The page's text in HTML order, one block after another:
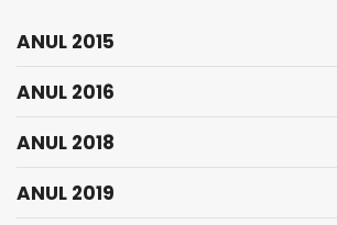
ANUL 2015
ANUL 2016
ANUL 2018
ANUL 2019